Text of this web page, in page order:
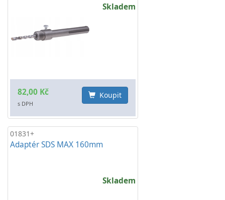
Skladem
82,00 Kč
s DPH
Koupit
01831+
Adaptér SDS MAX 160mm
Skladem